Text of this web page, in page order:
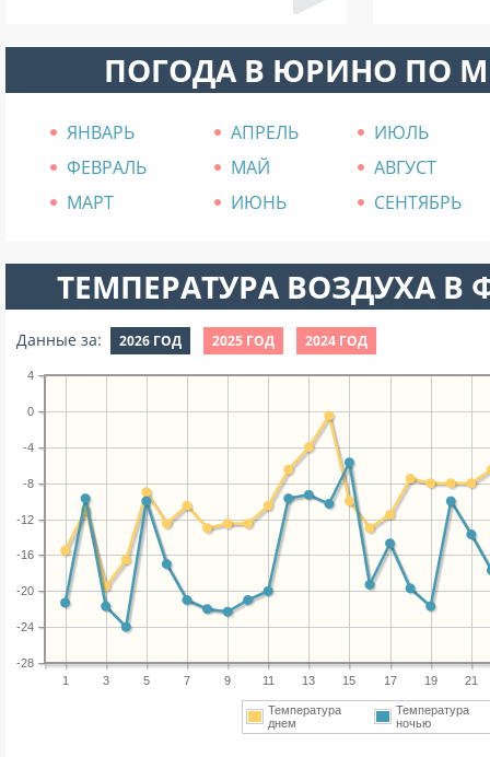
ПОГОДА В ЮРИНО ПО
ЯНВАРЬ АПРЕЛЬ
ИЮЛЬ
ФЕВРАЛЬ
МАЙ
АВГУСТ
МАРТ
ИЮНЬ СЕНТЯБРЬ
ТЕМПЕРАТУРА ВОЗДУХА В
Данные за: 2026 ГОД 2025 ГОД 2024 ГОД
1 3 5 7 9 11 13 15 17 19 21
-28
-24
-20
-16
-12
-8
-4
0
4
Температура
днем
Температура
ночью